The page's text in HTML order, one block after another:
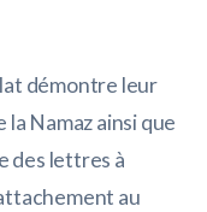
démontre leur
Namaz ainsi que
des lettres à
au